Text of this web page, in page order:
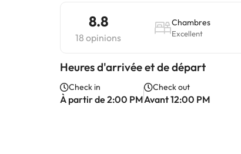
8.8
18 opinions
Chambres
Excellent
Heures d'arrivée et de départ
Check in
À partir de 2:00 PM
Check out
Avant 12:00 PM